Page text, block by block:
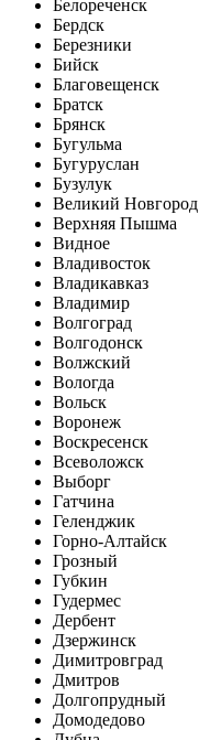
Белореченск
Бердск
Березники
Бийск
Благовещенск
Братск
Брянск
Бугульма
Бугуруслан
Бузулук
Великий Новгород
Верхняя Пышма
Видное
Владивосток
Владикавказ
Владимир
Волгоград
Волгодонск
Волжский
Вологда
Вольск
Воронеж
Воскресенск
Всеволожск
Выборг
Гатчина
Геленджик
Горно-Алтайск
Грозный
Губкин
Гудермес
Дербент
Дзержинск
Димитровград
Дмитров
Долгопрудный
Домодедово